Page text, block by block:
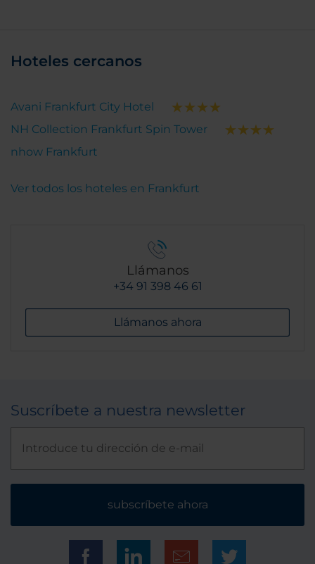
Hoteles cercanos
Avani Frankfurt City Hotel
NH Collection Frankfurt Spin Tower
nhow Frankfurt
Ver todos los hoteles en Frankfurt
Llámanos
+34 91 398 46 61
Llámanos ahora
Suscríbete a nuestra newsletter
subscríbete ahora